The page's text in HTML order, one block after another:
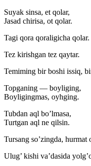
Suyak sinsa, et qolar,
Jasad chirisa, ot qolar.
Tagi qora qoraligicha qolar.
Tez kirishgan tez qaytar.
Temiming bir boshi issiq,
Topganing — boyliging,
Boyligingmas, oyhging.
Tubdan aql bo’lmasa,
Turtgan aql ne qilsin.
Tursang so’zingda, hurmat
Ulug’ kishi va’dasida